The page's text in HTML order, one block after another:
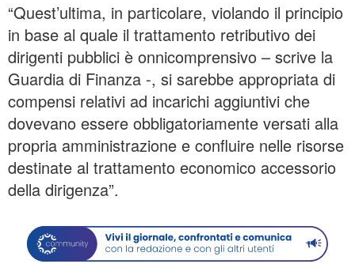
“Quest’ultima, in particolare, violando il principio
in base al quale il trattamento retributivo dei
dirigenti pubblici è onnicomprensivo – scrive la
Guardia di Finanza -, si sarebbe appropriata di
compensi relativi ad incarichi aggiuntivi che
dovevano essere obbligatoriamente versati alla
propria amministrazione e confluire nelle risorse
destinate al trattamento economico accessorio
della dirigenza”.